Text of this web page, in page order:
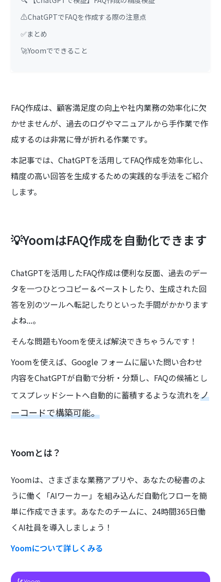
⚠️ChatGPTでFAQを作成する際の注意点
✅まとめ
🚀Yoomでできること
FAQ作成は、顧客満足度の向上や社内業務の効率化に欠
かせませんが、過去のログやマニュアルから手作業で作
成するのは非常に骨が折れる作業です。
本記事では、ChatGPTを活用してFAQ作成を効率化し、
精度の高い回答を生成するための実践的な手法をご紹介
します。
💡YoomはFAQ作成を自動化できます
ChatGPTを活用したFAQ作成は便利な反面、過去のデー
タを一つひとつコピー＆ペーストしたり、生成された回
答を別のツールへ転記したりといった手間がかかります
よね...。
そんな問題もYoomを使えば解決できちゃうんです！
Yoomを使えば、Google フォームに届いた問い合わせ
内容をChatGPTが自動で分析・分類し、FAQの候補とし
てスプレッドシートへ自動的に蓄積するような流れをノ
ーコードで構築可能。
Yoomとは？
Yoomは、さまざまな業務アプリや、あなたの秘書のよ
うに働く「AIワーカー」を組み込んだ自動化フローを簡
単に作成できます。あなたのチームに、24時間365日働
くAI社員を導入しましょう！
Yoomについて詳しくみる